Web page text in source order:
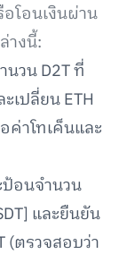
อโอนเงินผ่าน
างนี้:
วน D2T ที่
เปลี่ยน ETH
ค่าโทเค็นและ
ป้อนจำนวน
และยืนยัน
(ตรวจสอบว่า